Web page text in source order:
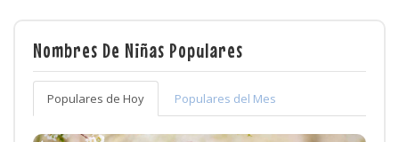
Nombres De Niñas Populares
Populares de Hoy Populares del Mes